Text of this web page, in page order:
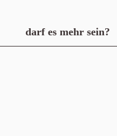
darf es mehr sein?